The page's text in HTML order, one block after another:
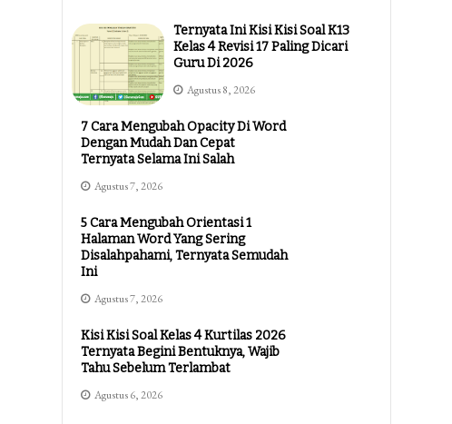
Ternyata Ini Kisi Kisi Soal K13
Kelas 4 Revisi 17 Paling Dicari
Guru Di 2026
Agustus 8, 2026
7 Cara Mengubah Opacity Di Word
Dengan Mudah Dan Cepat
Ternyata Selama Ini Salah
Agustus 7, 2026
5 Cara Mengubah Orientasi 1
Halaman Word Yang Sering
Disalahpahami, Ternyata Semudah
Ini
Agustus 7, 2026
Kisi Kisi Soal Kelas 4 Kurtilas 2026
Ternyata Begini Bentuknya, Wajib
Tahu Sebelum Terlambat
Agustus 6, 2026